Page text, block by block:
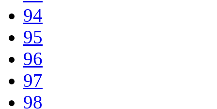
94
95
96
97
98